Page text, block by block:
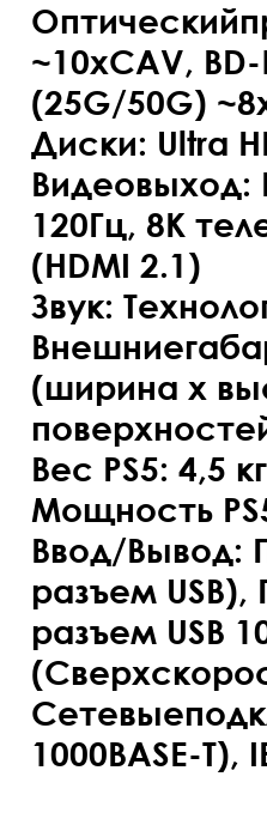
~10xCAV,
(25G/50G)
Диски: Ultra
Видеовыход:
120Гц, 8K
(HDMI 2.1)
Звук:
(ширина x
Вес PS5: 4,5 кг
Мощность
Ввод/Вывод:
разъем
разъем USB
1000BASE-